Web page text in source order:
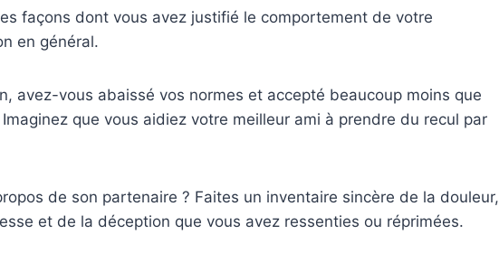
façons dont vous avez justifié le comportement de votre
en général.
avez-vous abaissé vos normes et accepté beaucoup moins que
que vous aidiez votre meilleur ami à prendre du recul par
de son partenaire ? Faites un inventaire sincère de la douleur,
et de la déception que vous avez ressenties ou réprimées.